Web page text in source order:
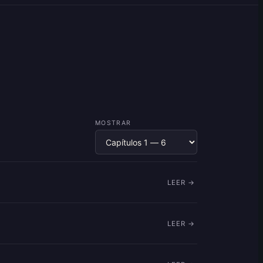
MOSTRAR
LEER →
LEER →